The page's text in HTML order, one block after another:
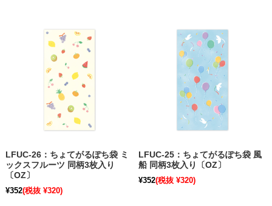
LFUC-26：ちょてがるぽち袋 ミ
ックスフルーツ 同柄3枚入り
〔OZ〕
¥352(税抜 ¥320)
LFUC-25：ちょてがるぽち袋 風
船 同柄3枚入り〔OZ〕
¥352(税抜 ¥320)